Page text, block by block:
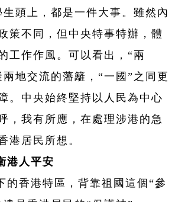
頭上，都是一件大事。雖然內
策不同，但中央特事特辦，體
工作作風。可以看出，“兩
地交流的藩籬，“一國”之同更
。中央始終堅持以人民為中心
，我有所應，在處理涉港的急
港居民所想。
港人平安
的香港特區，背靠祖國這個“參